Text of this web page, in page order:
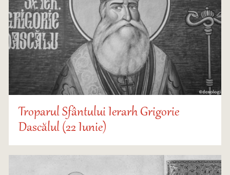
Troparul Sfântului Ierarh Grigorie
Dascălul (22 Iunie)